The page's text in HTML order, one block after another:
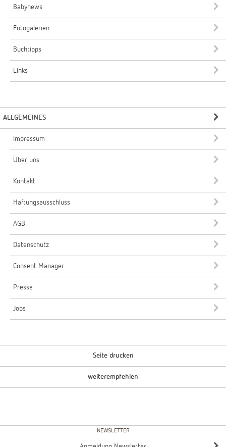
Babynews
Fotogalerien
Buchtipps
Links
ALLGEMEINES
Impressum
Über uns
Kontakt
Haftungsausschluss
AGB
Datenschutz
Consent Manager
Presse
Jobs
Seite drucken
weiterempfehlen
NEWSLETTER